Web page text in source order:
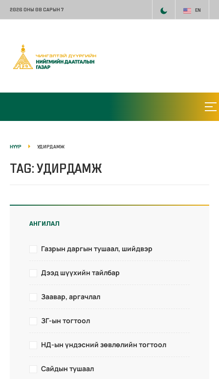
2026 ОНЫ 08 САРЫН 7 EN
НҮҮР УДИРДАМЖ
TAG: УДИРДАМЖ
АНГИЛАЛ
Газрын даргын тушаал, шийдвэр
Дээд шүүхийн тайлбар
Заавар, аргачлал
ЗГ-ын тогтоол
НД-ын үндэсний зөвлөлийн тогтоол
Сайдын тушаал